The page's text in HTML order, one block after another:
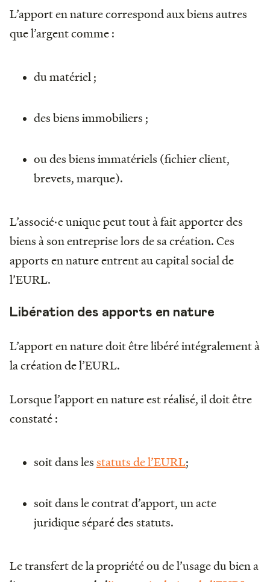
L’apport en nature correspond aux biens autres
que l’argent comme :
du matériel ;
des biens immobiliers ;
ou des biens immatériels (fichier client,
brevets, marque).
L’associé·e unique peut tout à fait apporter des
biens à son entreprise lors de sa création. Ces
apports en nature entrent au capital social de
l’EURL.
Libération des apports en nature
L’apport en nature doit être libéré intégralement à
la création de l’EURL.
Lorsque l’apport en nature est réalisé, il doit être
constaté :
soit dans lesstatuts de l’EURL;
soit dans le contrat d’apport, un acte
juridique séparé des statuts.
Le transfert de la propriété ou de l’usage du bien a